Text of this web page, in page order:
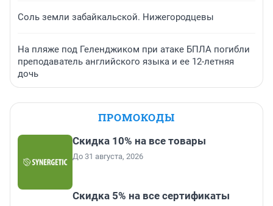
Соль земли забайкальской. Нижегородцевы
На пляже под Геленджиком при атаке БПЛА погибли
преподаватель английского языка и ее 12-летняя
дочь
ПРОМОКОДЫ
Скидка 10% на все товары
До 31 августа, 2026
Скидка 5% на все сертификаты